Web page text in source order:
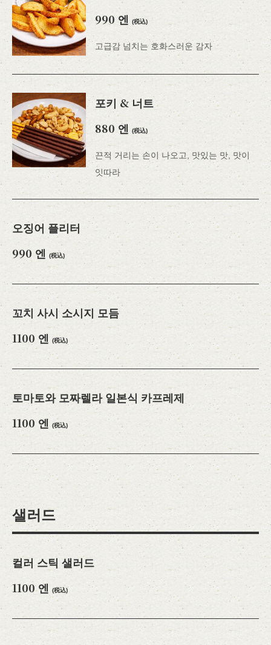
990 엔
(税込)
고급감 넘치는 호화스러운 감자
포키 & 너트
880 엔 (税込)
끈적 거리는 손이 나오고, 맛있는 맛, 맛이
잇따라
오징어 플리터
990 엔 (税込)
꼬치 사시 소시지 모듬
1100 엔 (税込)
토마토와 모짜렐라 일본식 카프레제
1100 엔 (税込)
샐러드
컬러 스틱 샐러드
1100 엔 (税込)
この店舗情報をシェアする
요리 | LIVE HOUSE SENDAI KENTO'S
宮城県仙台市青葉区国分町２－１０－２３ 丸伊プラザ６Ｆ
https://kentos-sendai.owst.jp/foods
お店情報をコピー
閉じる